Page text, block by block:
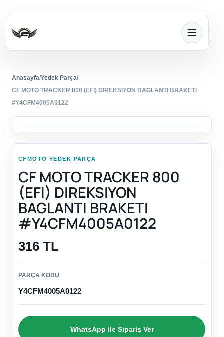
Anasayfa/Yedek Parça/
CF MOTO TRACKER 800 (EFI) DIREKSIYON BAGLANTI BRAKETI
#Y4CFM4005A0122
CFMOTO YEDEK PARÇA
CF MOTO TRACKER 800
(EFI) DIREKSIYON
BAGLANTI BRAKETI
#Y4CFM4005A0122
316 TL
PARÇA KODU
Y4CFM4005A0122
WhatsApp ile Sipariş Ver